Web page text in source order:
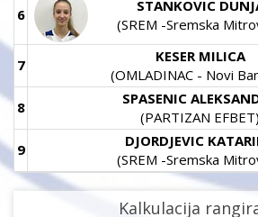
6
STANKOVIC
(SREM -Sremska
7
KESER MILICA
(OMLADINAC - Novi
8
SPASENIC
(PARTIZAN EFBET)
9
DJORDJEVIC
(SREM -Sremska
Kalkulacija